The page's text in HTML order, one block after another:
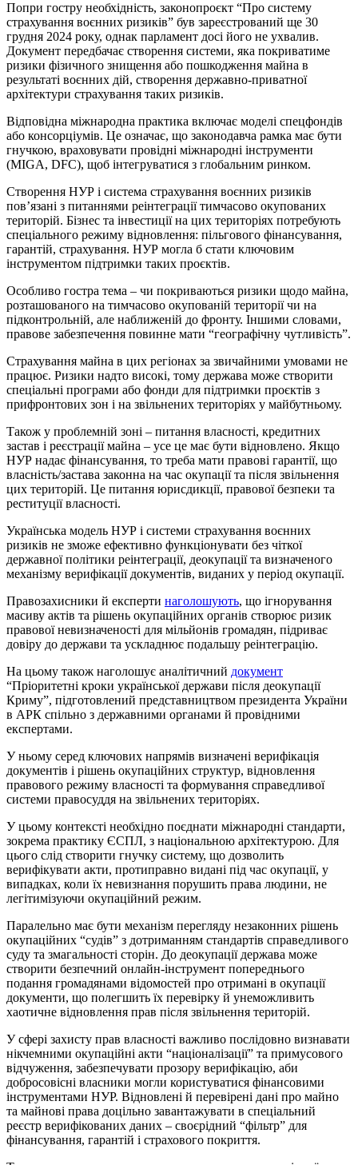
Попри гостру необхідність, законопроєкт “Про систему
страхування воєнних ризиків” був зареєстрований ще 30
грудня 2024 року, однак парламент досі його не ухвалив.
Документ передбачає створення системи, яка покриватиме
ризики фізичного знищення або пошкодження майна в
результаті воєнних дій, створення державно-приватної
архітектури страхування таких ризиків.
Відповідна міжнародна практика включає моделі спецфондів
або консорціумів. Це означає, що законодавча рамка має бути
гнучкою, враховувати провідні міжнародні інструменти
(MIGA, DFC), щоб інтегруватися з глобальним ринком.
Створення НУР і система страхування воєнних ризиків
пов’язані з питаннями реінтеграції тимчасово окупованих
територій. Бізнес та інвестиції на цих територіях потребують
спеціального режиму відновлення: пільгового фінансування,
гарантій, страхування. НУР могла б стати ключовим
інструментом підтримки таких проєктів.
Особливо гостра тема – чи покриваються ризики щодо майна,
розташованого на тимчасово окупованій території чи на
підконтрольній, але наближеній до фронту. Іншими словами,
правове забезпечення повинне мати “географічну чутливість”.
Страхування майна в цих регіонах за звичайними умовами не
працює. Ризики надто високі, тому держава може створити
спеціальні програми або фонди для підтримки проєктів з
прифронтових зон і на звільнених територіях у майбутньому.
Також у проблемній зоні – питання власності, кредитних
застав і реєстрації майна – усе це має бути відновлено. Якщо
НУР надає фінансування, то треба мати правові гарантії, що
власність/застава законна на час окупації та після звільнення
цих територій. Це питання юрисдикції, правової безпеки та
реституції власності.
Українська модель НУР і системи страхування воєнних
ризиків не зможе ефективно функціонувати без чіткої
державної політики реінтеграції, деокупації та визначеного
механізму верифікації документів, виданих у період окупації.
Правозахисники й експерти наголошують, що ігнорування
масиву актів та рішень окупаційних органів створює ризик
правової невизначеності для мільйонів громадян, підриває
довіру до держави та ускладнює подальшу реінтеграцію.
На цьому також наголошує аналітичний документ
“Пріоритетні кроки української держави після деокупації
Криму”, підготовлений представництвом президента України
в АРК спільно з державними органами й провідними
експертами.
У ньому серед ключових напрямів визначені верифікація
документів і рішень окупаційних структур, відновлення
правового режиму власності та формування справедливої
системи правосуддя на звільнених територіях.
У цьому контексті необхідно поєднати міжнародні стандарти,
зокрема практику ЄСПЛ, з національною архітектурою. Для
цього слід створити гнучку систему, що дозволить
верифікувати акти, протиправно видані під час окупації, у
випадках, коли їх невизнання порушить права людини, не
легітимізуючи окупаційний режим.
Паралельно має бути механізм перегляду незаконних рішень
окупаційних “судів” з дотриманням стандартів справедливого
суду та змагальності сторін. До деокупації держава може
створити безпечний онлайн-інструмент попереднього
подання громадянами відомостей про отримані в окупації
документи, що полегшить їх перевірку й унеможливить
хаотичне відновлення прав після звільнення територій.
У сфері захисту прав власності важливо послідовно визнавати
нікчемними окупаційні акти “націоналізації” та примусового
відчуження, забезпечувати прозору верифікацію, аби
добросовісні власники могли користуватися фінансовими
інструментами НУР. Відновлені й перевірені дані про майно
та майнові права доцільно завантажувати в спеціальний
реєстр верифікованих даних – своєрідний “фільтр” для
фінансування, гарантій і страхового покриття.